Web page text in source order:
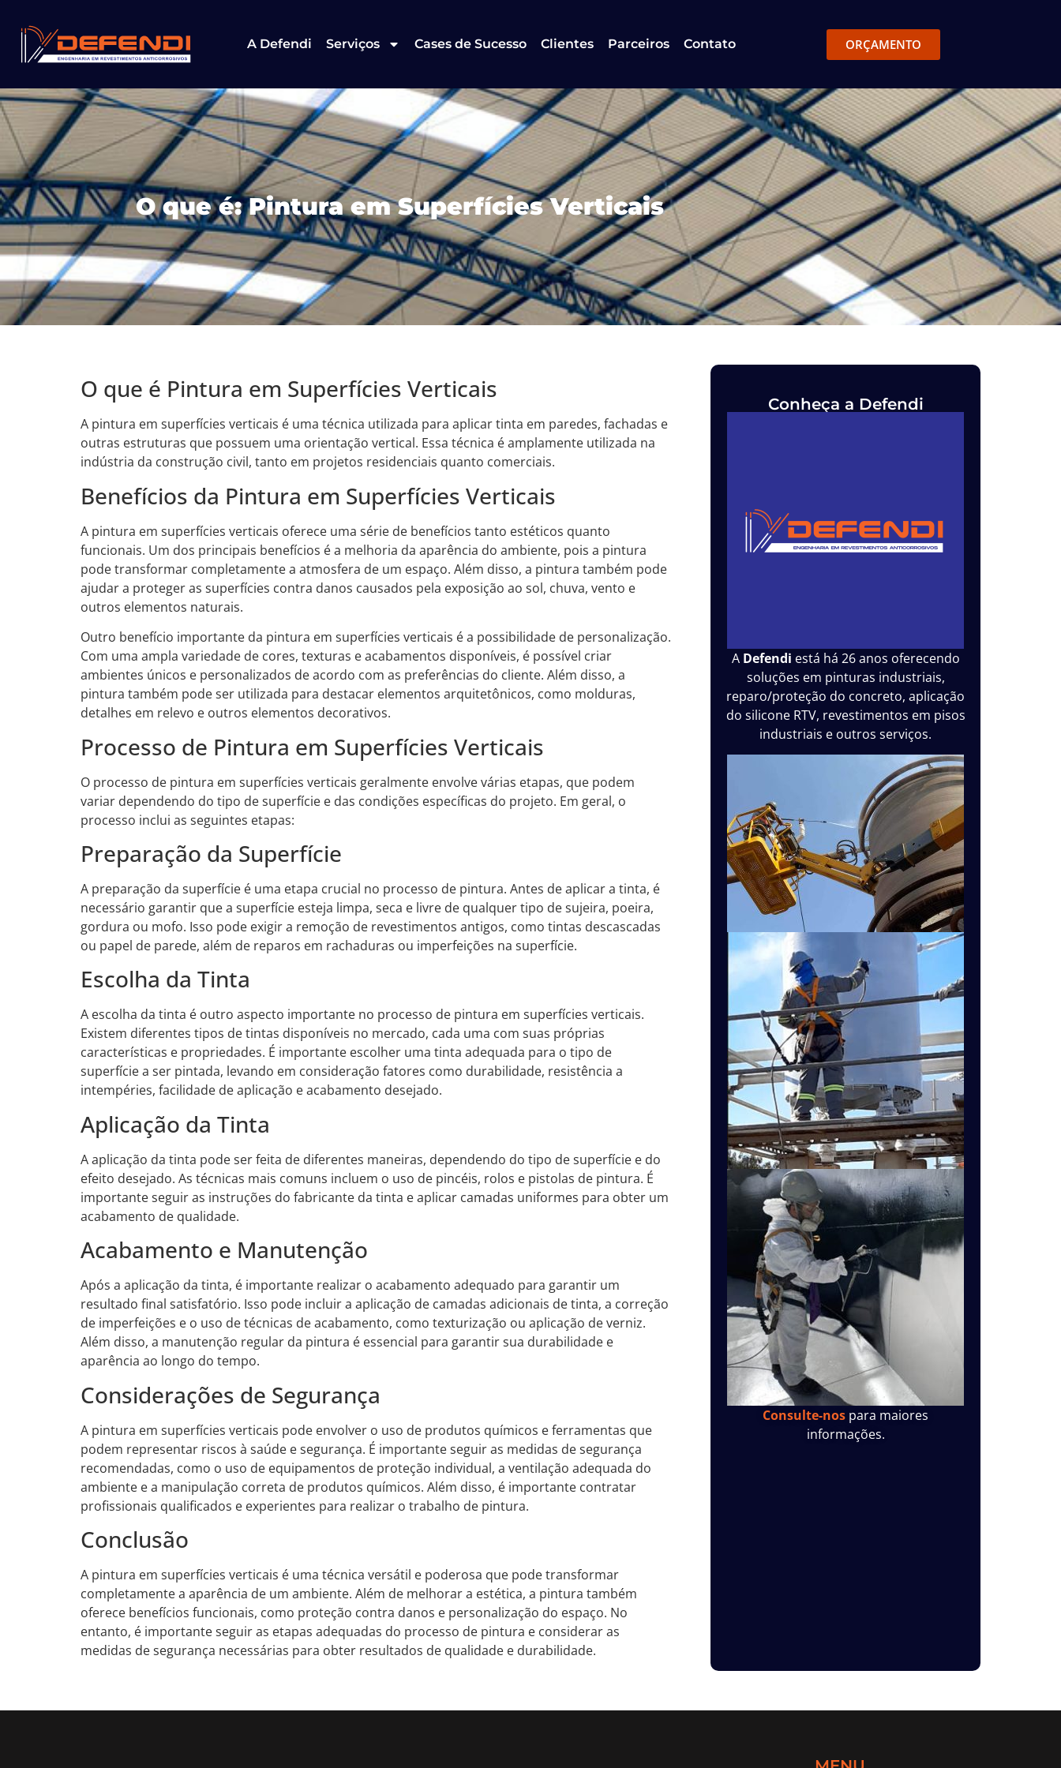
A Defendi Serviços Cases de Sucesso Clientes Parceiros Contato ORÇAMENTO
O que é: Pintura em Superfícies Verticais
O que é Pintura em Superfícies Verticais
A pintura em superfícies verticais é uma técnica utilizada para aplicar tinta em paredes, fachadas e
outras estruturas que possuem uma orientação vertical. Essa técnica é amplamente utilizada na
indústria da construção civil, tanto em projetos residenciais quanto comerciais.
Benefícios da Pintura em Superfícies Verticais
A pintura em superfícies verticais oferece uma série de benefícios tanto estéticos quanto
funcionais. Um dos principais benefícios é a melhoria da aparência do ambiente, pois a pintura
pode transformar completamente a atmosfera de um espaço. Além disso, a pintura também pode
ajudar a proteger as superfícies contra danos causados pela exposição ao sol, chuva, vento e
outros elementos naturais.
Outro benefício importante da pintura em superfícies verticais é a possibilidade de personalização.
Com uma ampla variedade de cores, texturas e acabamentos disponíveis, é possível criar
ambientes únicos e personalizados de acordo com as preferências do cliente. Além disso, a
pintura também pode ser utilizada para destacar elementos arquitetônicos, como molduras,
detalhes em relevo e outros elementos decorativos.
Processo de Pintura em Superfícies Verticais
O processo de pintura em superfícies verticais geralmente envolve várias etapas, que podem
variar dependendo do tipo de superfície e das condições específicas do projeto. Em geral, o
processo inclui as seguintes etapas:
Preparação da Superfície
A preparação da superfície é uma etapa crucial no processo de pintura. Antes de aplicar a tinta, é
necessário garantir que a superfície esteja limpa, seca e livre de qualquer tipo de sujeira, poeira,
gordura ou mofo. Isso pode exigir a remoção de revestimentos antigos, como tintas descascadas
ou papel de parede, além de reparos em rachaduras ou imperfeições na superfície.
Escolha da Tinta
A escolha da tinta é outro aspecto importante no processo de pintura em superfícies verticais.
Existem diferentes tipos de tintas disponíveis no mercado, cada uma com suas próprias
características e propriedades. É importante escolher uma tinta adequada para o tipo de
superfície a ser pintada, levando em consideração fatores como durabilidade, resistência a
intempéries, facilidade de aplicação e acabamento desejado.
Aplicação da Tinta
A aplicação da tinta pode ser feita de diferentes maneiras, dependendo do tipo de superfície e do
efeito desejado. As técnicas mais comuns incluem o uso de pincéis, rolos e pistolas de pintura. É
importante seguir as instruções do fabricante da tinta e aplicar camadas uniformes para obter um
acabamento de qualidade.
Acabamento e Manutenção
Após a aplicação da tinta, é importante realizar o acabamento adequado para garantir um
resultado final satisfatório. Isso pode incluir a aplicação de camadas adicionais de tinta, a correção
de imperfeições e o uso de técnicas de acabamento, como texturização ou aplicação de verniz.
Além disso, a manutenção regular da pintura é essencial para garantir sua durabilidade e
aparência ao longo do tempo.
Considerações de Segurança
A pintura em superfícies verticais pode envolver o uso de produtos químicos e ferramentas que
podem representar riscos à saúde e segurança. É importante seguir as medidas de segurança
recomendadas, como o uso de equipamentos de proteção individual, a ventilação adequada do
ambiente e a manipulação correta de produtos químicos. Além disso, é importante contratar
profissionais qualificados e experientes para realizar o trabalho de pintura.
Conclusão
A pintura em superfícies verticais é uma técnica versátil e poderosa que pode transformar
completamente a aparência de um ambiente. Além de melhorar a estética, a pintura também
oferece benefícios funcionais, como proteção contra danos e personalização do espaço. No
entanto, é importante seguir as etapas adequadas do processo de pintura e considerar as
medidas de segurança necessárias para obter resultados de qualidade e durabilidade.
Conheça a Defendi
A Defendi está há 26 anos oferecendo
soluções em pinturas industriais,
reparo/proteção do concreto, aplicação
do silicone RTV, revestimentos em pisos
industriais e outros serviços.
Consulte-nos para maiores
informações.